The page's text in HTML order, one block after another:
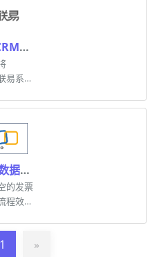
通过轻易云平台集成ZOHOCRM与汇联易的高效方案
易系统
ZOHO-金蝶：实现高效发票数据集成的新方案
的发票
程效
1 »